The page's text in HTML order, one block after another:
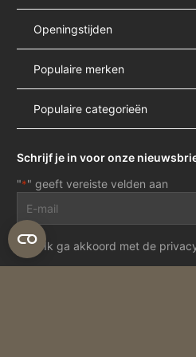
Openingstijden
Populaire merken
Populaire categorieën
Schrijf je in voor onze
"*" geeft vereiste velden aan
mailadres
*
Privacy
voorwaarden
Ik ga akkoord met de